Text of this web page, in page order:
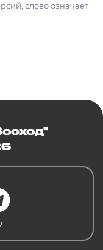
слово означает